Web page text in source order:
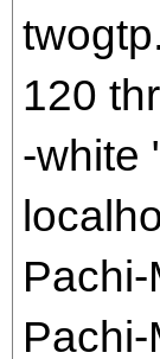
120
-white